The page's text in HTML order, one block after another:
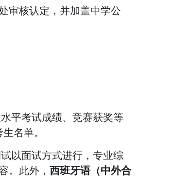
审核认定，并加盖中学公
平考试成绩、竞赛获奖等
名单。
以面试方式进行，专业综
。此外， 西班牙语（中外合